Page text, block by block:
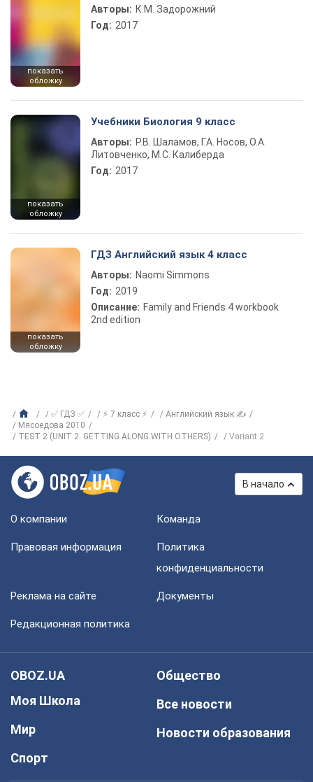
показать
обложку
Авторы: К.М. Задорожний
Год: 2017
показать
обложку
Учебники Биология 9 класс
Авторы: Р.В. Шаламов, Г.А. Носов, О.А.
Литовченко, М.С. Калиберда
Год: 2017
показать
обложку
ГДЗ Английский язык 4 класс
Авторы: Naomi Simmons
Год: 2019
Описание: Family and Friends 4 workbook
2nd edition
✅ ГДЗ ✅ ⚡ 7 класс ⚡
Английский язык ✍
Мясоедова 2010
TEST 2 (UNIT 2. GETTING ALONG WITH OTHERS)
Variant 2
В начало
О компании Команда
Правовая информация
Политика
конфиденциальности
Реклама на сайте Документы
Редакционная политика
OBOZ.UA
Моя Школа
Мир
Спорт
Общество
Все новости
Новости образования